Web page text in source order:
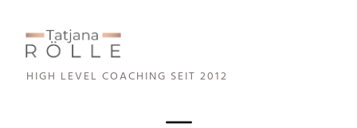
HIGH LEVEL COACHING SEIT 2012